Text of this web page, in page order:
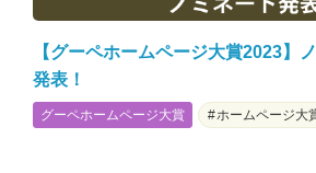
【グーペホームページ大賞2023】
発表！
グーペホームページ大賞 ホームページ大